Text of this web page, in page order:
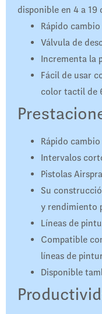
disponible en 4 a 19
Rápido
Válvula de
Incrementa la
Fácil de usar
color tactil de
Rápido
Intervalos
Pistolas
Su
y rendimiento
Líneas de
Compatible
líneas de
Disponible